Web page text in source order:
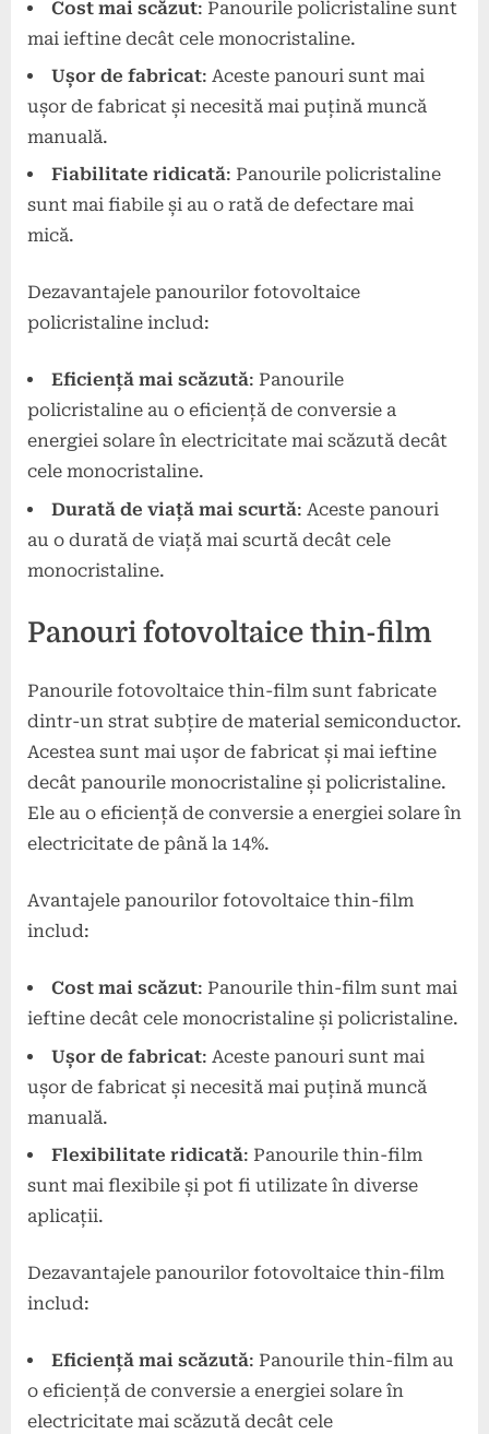
Cost mai scăzut: Panourile policristaline sunt
mai ieftine decât cele monocristaline.
Ușor de fabricat: Aceste panouri sunt mai
ușor de fabricat și necesită mai puțină muncă
manuală.
Fiabilitate ridicată: Panourile policristaline
sunt mai fiabile și au o rată de defectare mai
mică.
Dezavantajele panourilor fotovoltaice
policristaline includ:
Eficiență mai scăzută: Panourile
policristaline au o eficiență de conversie a
energiei solare în electricitate mai scăzută decât
cele monocristaline.
Durată de viață mai scurtă: Aceste panouri
au o durată de viață mai scurtă decât cele
monocristaline.
Panouri fotovoltaice thin-film
Panourile fotovoltaice thin-film sunt fabricate
dintr-un strat subțire de material semiconductor.
Acestea sunt mai ușor de fabricat și mai ieftine
decât panourile monocristaline și policristaline.
Ele au o eficiență de conversie a energiei solare în
electricitate de până la 14%.
Avantajele panourilor fotovoltaice thin-film
includ:
Cost mai scăzut: Panourile thin-film sunt mai
ieftine decât cele monocristaline și policristaline.
Ușor de fabricat: Aceste panouri sunt mai
ușor de fabricat și necesită mai puțină muncă
manuală.
Flexibilitate ridicată: Panourile thin-film
sunt mai flexibile și pot fi utilizate în diverse
aplicații.
Dezavantajele panourilor fotovoltaice thin-film
includ:
Eficiență mai scăzută: Panourile thin-film au
o eficiență de conversie a energiei solare în
electricitate mai scăzută decât cele